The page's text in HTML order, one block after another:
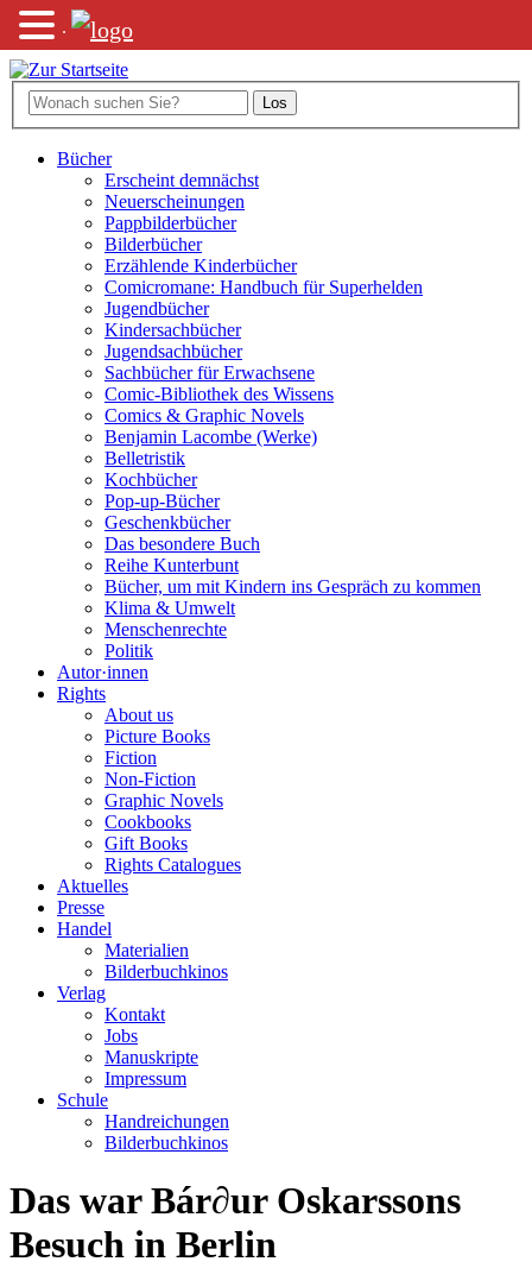
Bücher
Erscheint demnächst
Neuerscheinungen
Pappbilderbücher
Bilderbücher
Erzählende Kinderbücher
Comicromane: Handbuch für Superhelden
Jugendbücher
Kindersachbücher
Jugendsachbücher
Sachbücher für Erwachsene
Comic-Bibliothek des Wissens
Comics & Graphic Novels
Benjamin Lacombe (Werke)
Belletristik
Kochbücher
Pop-up-Bücher
Geschenkbücher
Das besondere Buch
Reihe Kunterbunt
Bücher, um mit Kindern ins Gespräch zu kommen
Klima & Umwelt
Menschenrechte
Politik
Autor·innen
Rights
About us
Picture Books
Fiction
Non-Fiction
Graphic Novels
Cookbooks
Gift Books
Rights Catalogues
Aktuelles
Presse
Handel
Materialien
Bilderbuchkinos
Verlag
Kontakt
Jobs
Manuskripte
Impressum
Schule
Handreichungen
Bilderbuchkinos
Das war Bár∂ur Oskarssons
Besuch in Berlin
.